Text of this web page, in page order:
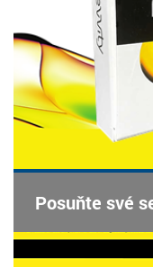
Posuňte své